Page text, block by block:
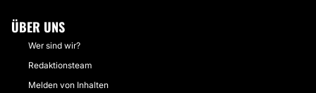
ÜBER UNS
Wer sind wir?
Redaktionsteam
Melden von Inhalten